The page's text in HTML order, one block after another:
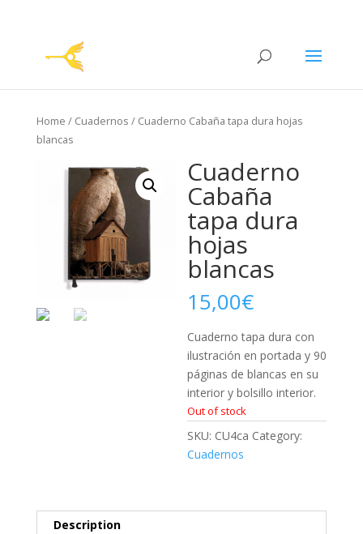
Home / Cuadernos / Cuaderno Cabaña tapa dura hojas
blancas
Cuaderno
Cabaña
tapa dura
hojas
blancas
15,00€
Cuaderno tapa dura con
ilustración en portada y 90
páginas de blancas en su
interior y bolsillo interior.
Out of stock
SKU: CU4ca Category:
Cuadernos
Description